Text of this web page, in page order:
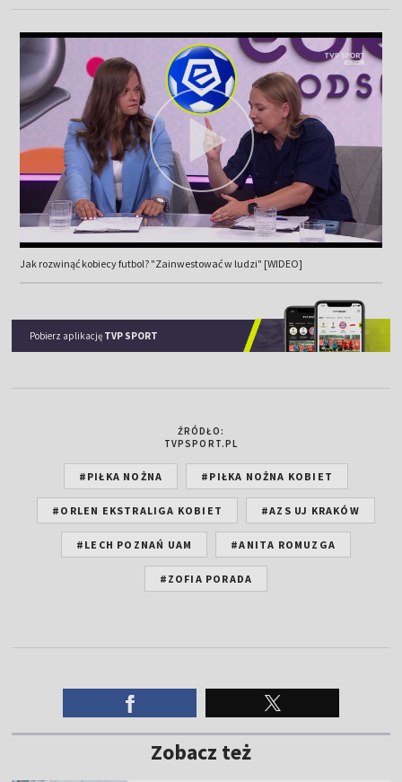
Jak rozwinąć kobiecy futbol? "Zainwestować w ludzi" [WIDEO]
Pobierz aplikację TVP SPORT
ŹRÓDŁO:
TVPSPORT.PL
#PIŁKA NOŻNA #PIŁKA NOŻNA KOBIET
#ORLEN EKSTRALIGA KOBIET #AZS UJ KRAKÓW
#LECH POZNAŃ UAM #ANITA ROMUZGA
#ZOFIA PORADA
Zobacz też